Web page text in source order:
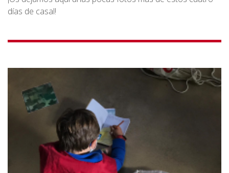
días de casal!